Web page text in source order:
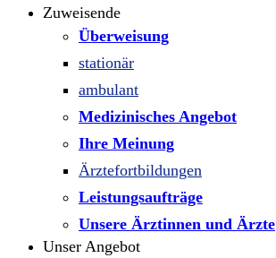
Zuweisende
Überweisung
stationär
ambulant
Medizinisches Angebot
Ihre Meinung
Ärztefortbildungen
Leistungsaufträge
Unsere Ärztinnen und Ärzte
Unser Angebot